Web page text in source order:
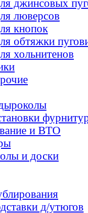
джинсовых
люверсов
кнопок
обтяжки
хольнитенов
и ВТО
и доски
д/утюгов